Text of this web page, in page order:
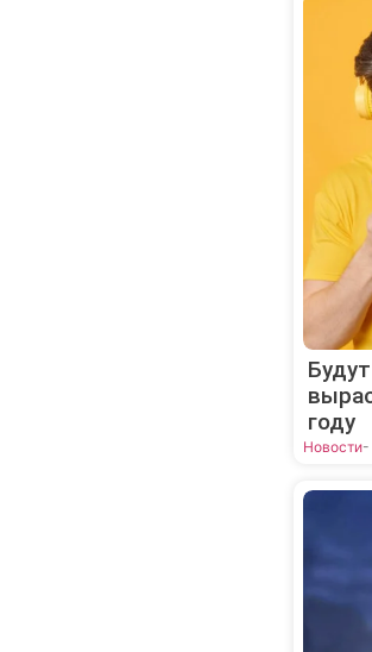
году
Новости-